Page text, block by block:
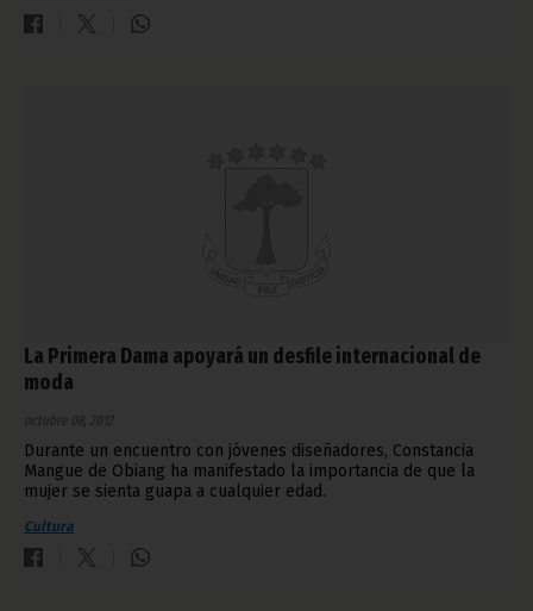
La Primera Dama apoyará un desfile internacional de
moda
octubre 08, 2012
Durante un encuentro con jóvenes diseñadores, Constancia
Mangue de Obiang ha manifestado la importancia de que la
mujer se sienta guapa a cualquier edad.
Cultura